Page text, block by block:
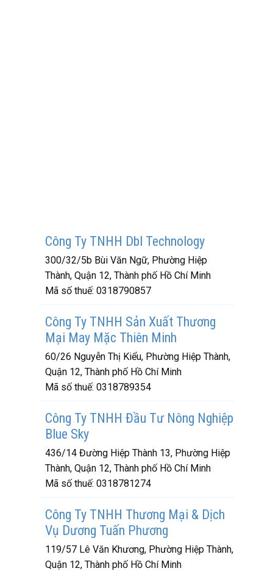
Công Ty TNHH Dbl Technology
300/32/5b Bùi Văn Ngữ, Phường Hiệp
Thành, Quận 12, Thành phố Hồ Chí Minh
Mã số thuế: 0318790857
Công Ty TNHH Sản Xuất Thương
Mại May Mặc Thiên Minh
60/26 Nguyễn Thị Kiểu, Phường Hiệp Thành,
Quận 12, Thành phố Hồ Chí Minh
Mã số thuế: 0318789354
Công Ty TNHH Đầu Tư Nông Nghiệp
Blue Sky
436/14 Đường Hiệp Thành 13, Phường Hiệp
Thành, Quận 12, Thành phố Hồ Chí Minh
Mã số thuế: 0318781274
Công Ty TNHH Thương Mại & Dịch
Vụ Dương Tuấn Phương
119/57 Lê Văn Khương, Phường Hiệp Thành,
Quận 12, Thành phố Hồ Chí Minh